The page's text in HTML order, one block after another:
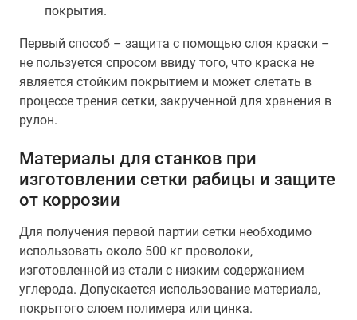
покрытия.
Первый способ – защита с помощью слоя краски –
не пользуется спросом ввиду того, что краска не
является стойким покрытием и может слетать в
процессе трения сетки, закрученной для хранения в
рулон.
Материалы для станков при
изготовлении сетки рабицы и защите
от коррозии
Для получения первой партии сетки необходимо
использовать около 500 кг проволоки,
изготовленной из стали с низким содержанием
углерода. Допускается использование материала,
покрытого слоем полимера или цинка.